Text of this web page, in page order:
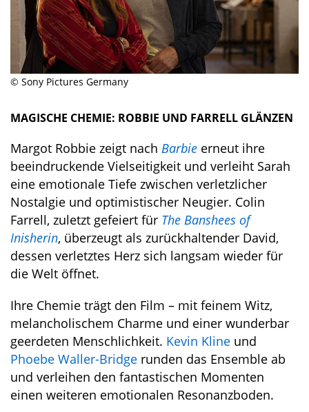
© Sony Pictures Germany
MAGISCHE CHEMIE: ROBBIE UND FARRELL GLÄNZEN
Margot Robbie zeigt nach Barbie erneut ihre
beeindruckende Vielseitigkeit und verleiht Sarah
eine emotionale Tiefe zwischen verletzlicher
Nostalgie und optimistischer Neugier. Colin
Farrell, zuletzt gefeiert für The Banshees of
Inisherin, überzeugt als zurückhaltender David,
dessen verletztes Herz sich langsam wieder für
die Welt öffnet.
Ihre Chemie trägt den Film – mit feinem Witz,
melancholischem Charme und einer wunderbar
geerdeten Menschlichkeit. Kevin Kline und
Phoebe Waller-Bridge runden das Ensemble ab
und verleihen den fantastischen Momenten
einen weiteren emotionalen Resonanzboden.